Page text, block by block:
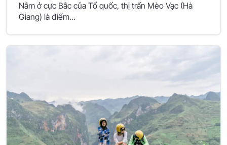
Nằm ở cực Bắc của Tổ quốc, thị trấn Mèo Vạc (Hà
Giang) là điểm...